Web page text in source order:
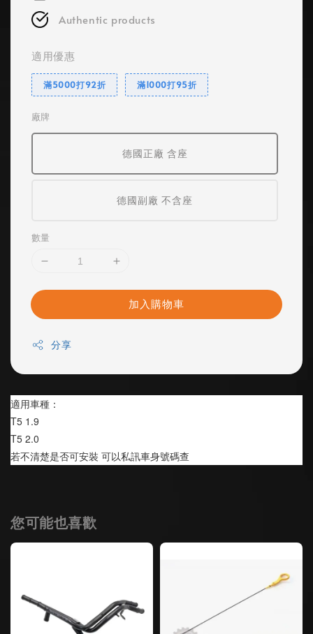
Authentic products
適用優惠
滿5000打92折 滿1000打95折
廠牌
德國正廠 含座
德國副廠 不含座
數量
加入購物車
分享
適用車種：
T5 1.9
T5 2.0
若不清楚是否可安裝 可以私訊車身號碼查
您可能也喜歡